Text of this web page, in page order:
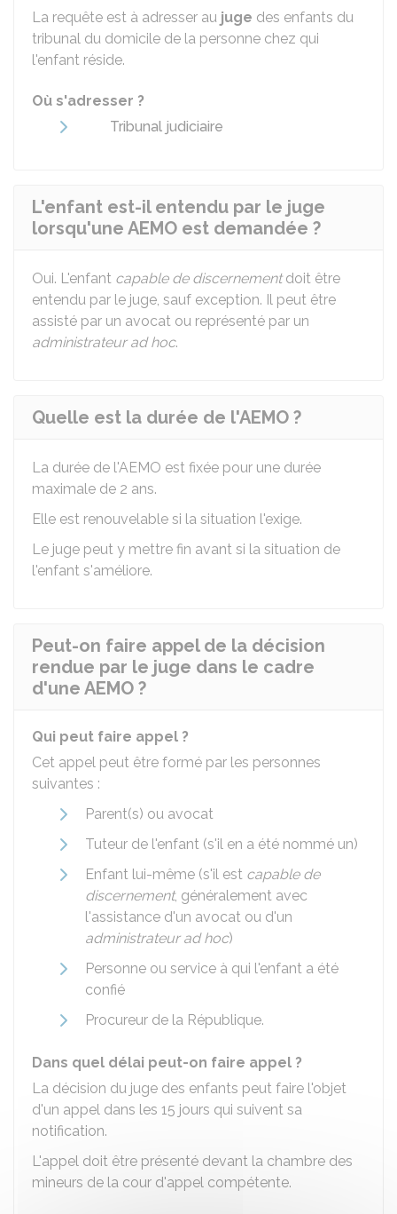
La requête est à adresser au juge des enfants du
tribunal du domicile de la personne chez qui
l'enfant réside.
Où s'adresser ?
Tribunal judiciaire
L'enfant est-il entendu par le juge
lorsqu'une AEMO est demandée ?
Oui. L'enfant capable de discernementdoit être
entendu par le juge, sauf exception. Il peut être
assisté par un avocat ou représenté par un
administrateur ad hoc.
Quelle est la durée de l'AEMO ?
La durée de l'AEMO est fixée pour une durée
maximale de 2 ans.
Elle est renouvelable si la situation l'exige.
Le juge peut y mettre fin avant si la situation de
l'enfant s'améliore.
Peut-on faire appel de la décision
rendue par le juge dans le cadre
d'une AEMO ?
Qui peut faire appel ?
Cet appel peut être formé par les personnes
suivantes :
Parent(s) ou avocat
Tuteur de l'enfant (s'il en a été nommé un)
Enfant lui-même (s'il est capable de
discernement, généralement avec
l'assistance d'un avocat ou d'un
administrateur ad hoc)
Personne ou service à qui l'enfant a été
confié
Procureur de la République.
Dans quel délai peut-on faire appel ?
La décision du juge des enfants peut faire l'objet
d'un appel dans les 15 jours qui suivent sa
notification.
L'appel doit être présenté devant la chambre des
mineurs de la cour d'appel compétente.